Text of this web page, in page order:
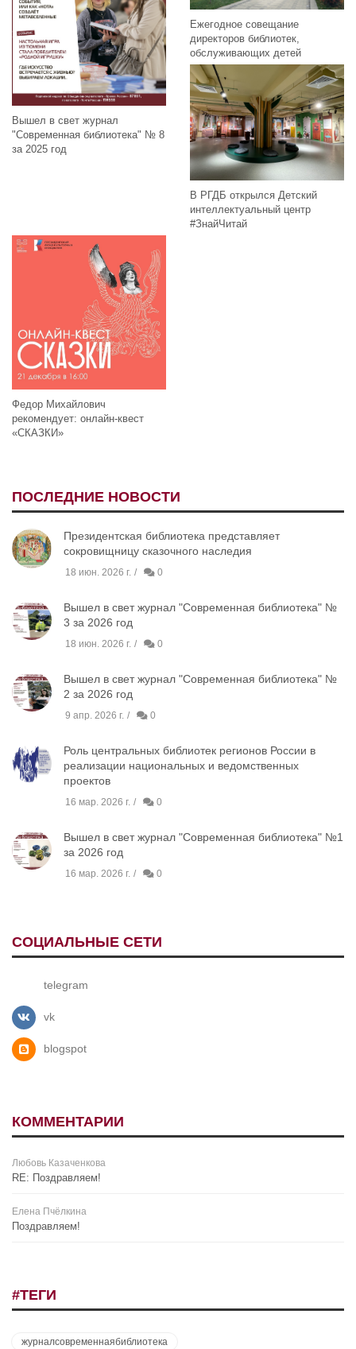
Вышел в свет журнал
"Современная библиотека" № 8
за 2025 год
Ежегодное совещание
директоров библиотек,
обслуживающих детей
В РГДБ открылся Детский
интеллектуальный центр
#ЗнайЧитай
Федор Михайлович
рекомендует: онлайн-квест
«СКАЗКИ»
ПОСЛЕДНИЕ НОВОСТИ
Президентская библиотека представляет
сокровищницу сказочного наследия
18 июн. 2026 г. 0
Вышел в свет журнал "Современная библиотека" №
3 за 2026 год
18 июн. 2026 г. 0
Вышел в свет журнал "Современная библиотека" №
2 за 2026 год
9 апр. 2026 г. 0
Роль центральных библиотек регионов России в
реализации национальных и ведомственных
проектов
16 мар. 2026 г. 0
Вышел в свет журнал "Современная библиотека" №1
за 2026 год
16 мар. 2026 г. 0
СОЦИАЛЬНЫЕ СЕТИ
telegram
vk
blogspot
КОММЕНТАРИИ
Любовь Казаченкова
RE: Поздравляем!
Елена Пчёлкина
Поздравляем!
#ТЕГИ
журналсовременнаябиблиотека